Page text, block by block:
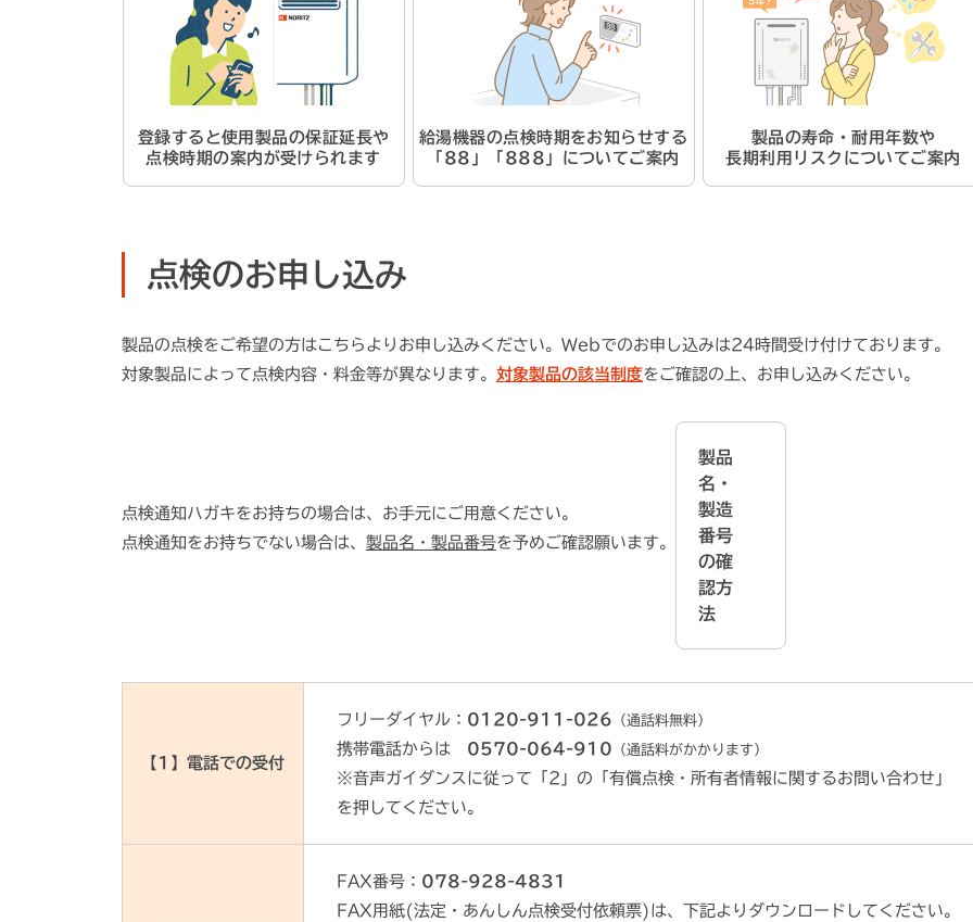
登録すると使用製品の保証延長や
点検時期の案内が受けられます
給湯機器の点検時期をお知らせする
「88」「888」についてご案内
製品の寿命・耐用年数や
長期利用リスクについてご案内
点検のお申し込み
製品の点検をご希望の方はこちらよりお申し込みください。Webでのお申し込みは24時間受け付けております。
対象製品によって点検内容・料金等が異なります。 対象製品の該当制度をご確認の上、お申し込みください。
点検通知ハガキをお持ちの場合は、お手元にご用意ください。
点検通知をお持ちでない場合は、 製品名・製品番号を予めご確認願います。
製品
名・
製造
番号
の確
認方
法
【1】電話での受付
フリーダイヤル： 0120-911-026 （通話料無料）
携帯電話からは 0570-064-910 （通話料がかかります）
※音声ガイダンスに従って「2」の「有償点検・所有者情報に関するお問い合わせ」
を押してください。
FAX番号： 078-928-4831
FAX用紙(法定・あんしん点検受付依頼票)は、下記よりダウンロードしてください。